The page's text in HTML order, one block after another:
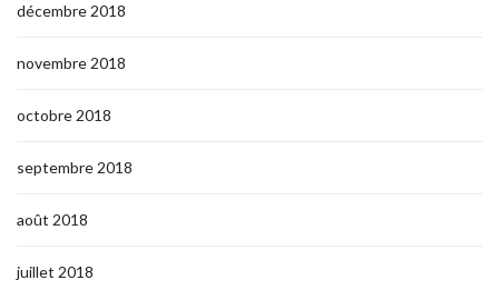
décembre 2018
novembre 2018
octobre 2018
septembre 2018
août 2018
juillet 2018